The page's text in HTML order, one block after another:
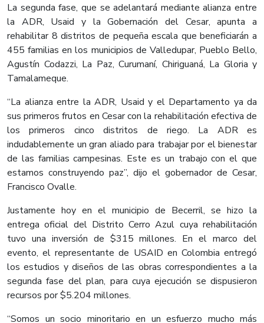
La segunda fase, que se adelantará mediante alianza entre
la ADR, Usaid y la Gobernación del Cesar, apunta a
rehabilitar 8 distritos de pequeña escala que beneficiarán a
455 familias en los municipios de Valledupar, Pueblo Bello,
Agustín Codazzi, La Paz, Curumaní, Chiriguaná, La Gloria y
Tamalameque.​
“La alianza entre la ADR, Usaid y el Departamento ya da
sus primeros frutos en Cesar con la rehabilitación efectiva de
los primeros cinco distritos de riego. La ADR es
indudablemente un gran aliado para trabajar por el bienestar
de las familias campesinas. Este es un trabajo con el que
estamos construyendo paz”, dijo el gobernador de Cesar,
Francisco Ovalle.​
​Justamente hoy en el municipio de Becerril, se hizo la
entrega oficial del Distrito Cerro Azul cuya rehabilitación
tuvo una inversión de $315 millones. En el marco del
evento, el representante de USAID en Colombia entregó
los estudios y diseños de las obras correspondientes a la
segunda fase del plan, para cuya ejecución se dispusieron
recursos por $5.204 millones.
​“Somos un socio minoritario en un esfuerzo mucho más